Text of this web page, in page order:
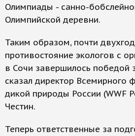
Олимпиады - санно-
Олимпийской деревни.
Таким образом, почти
противостояние экологов с
в Сочи завершилось победой
сказал директор Всемирного
дикой природы России (WWF
Честин.
Теперь ответственные за